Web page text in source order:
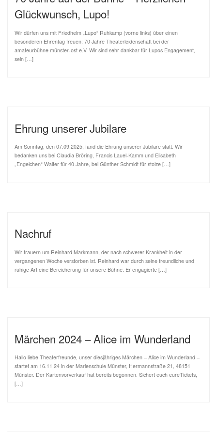
Glückwunsch, Lupo!
Wir dürfen uns mit Friedhelm „Lupo“ Ruhkamp (vorne links) über einen
besonderen Ehrentag freuen: 70 Jahre Theaterleidenschaft bei der
amateurbühne münster-ost e.V. Wir sind sehr dankbar für Lupos Engagement,
sein […]
Ehrung unserer Jubilare
Am Sonntag, den 07.09.2025, fand die Ehrung unserer Jubilare statt. Wir
bedanken uns bei Claudia Bröring, Francis Lauel-Kamm und Elisabeth
„Engelchen“ Walter für 40 Jahre, bei Günther Schmidt für stolze […]
Nachruf
Wir trauern um Reinhard Markmann, der nach schwerer Krankheit in der
vergangenen Woche verstorben ist. Reinhard war durch seine freundliche und
ruhige Art eine Bereicherung für unsere Bühne. Er engagierte […]
Märchen 2024 – Alice im Wunderland
Hallo liebe Theaterfreunde, unser diesjähriges Märchen – Alice im Wunderland –
startet am 16.11.24 in der Marienschule Münster, Hermannstraße 21, 48151
Münster. Der Kartenvorverkauf hat bereits begonnen. Sichert euch eureTickets,
[…]